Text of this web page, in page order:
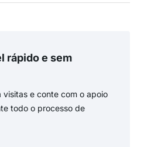
rápido e sem
e conte com o apoio
todo o processo de